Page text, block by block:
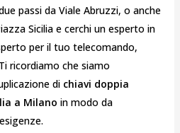
passi da Viale Abruzzi, o anche
Sicilia e cerchi un esperto in
per il tuo telecomando,
ricordiamo che siamo
di chiavi doppia
a Milano in modo da